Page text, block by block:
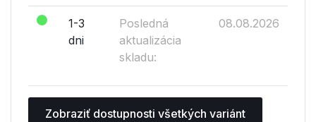
1-3
dni
Posledná
aktualizácia
skladu:
08.08.2026
Zobraziť dostupnosti všetkých variánt